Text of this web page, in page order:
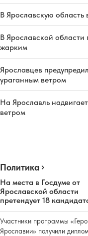
В Ярославскую область
В Ярославской области
жарким
Ярославцев
ураганным ветром
На Ярославль
ветром
Политика
На места в Госдуме от
Ярославской области
претендует 18
Участники программы
Ярославии» получили